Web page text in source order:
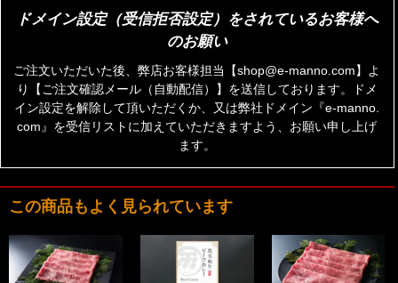
ドメイン設定（受信拒否設定）をされているお客様へ
のお願い
ご注文いただいた後、弊店お客様担当【shop@e-manno.com】よ
り【ご注文確認メール（自動配信）】を送信しております。ドメ
イン設定を解除して頂いただくか、又は弊社ドメイン『e-manno.
com』を受信リストに加えていただきますよう、お願い申し上げ
ます。
この商品もよく見られています